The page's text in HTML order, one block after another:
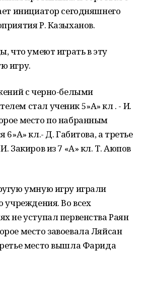
инициатор сегодняшнего
Р. Казыханов.
что умеют играть в эту
игру.
с черно-белыми
стал ученик 5»А» кл . - И.
место по набранным
6»А» кл.- Д. Габитова, а третье
Закиров из 7 «А» кл. Т. Аюпов
умную игру играли
учреждения. Во всех
не уступал первенства Раян
место завоевала Ляйсан
место вышла Фарида